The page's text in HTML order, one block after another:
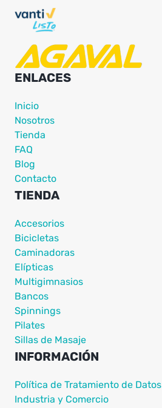
ENLACES
Inicio
Nosotros
Tienda
FAQ
Blog
Contacto
TIENDA
Accesorios
Bicicletas
Caminadoras
Elípticas
Multigimnasios
Bancos
Spinnings
Pilates
Sillas de Masaje
INFORMACIÓN
Política de Tratamiento de Datos
Industria y Comercio